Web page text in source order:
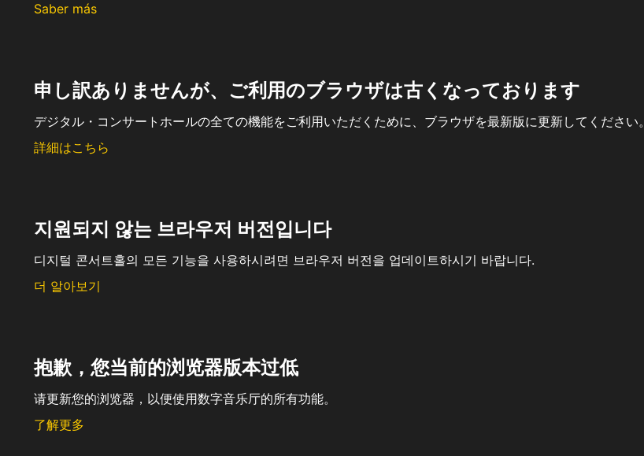
Saber más
申し訳ありませんが、ご利用のブラウザは古くなっております
デジタル・コンサートホールの全ての機能をご利用いただくために、ブラウザを最新版に更新してください。
詳細はこちら
지원되지 않는 브라우저 버전입니다
디지털 콘서트홀의 모든 기능을 사용하시려면 브라우저 버전을 업데이트하시기 바랍니다.
더 알아보기
抱歉，您当前的浏览器版本过低
请更新您的浏览器，以便使用数字音乐厅的所有功能。
了解更多